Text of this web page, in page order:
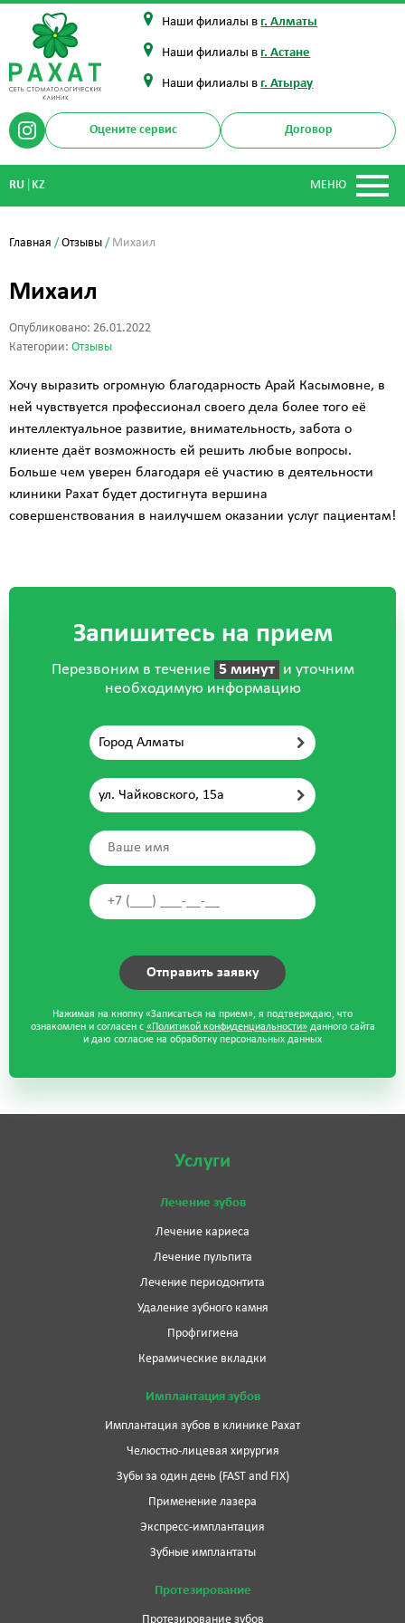
Наши филиалы в г. Алматы
Наши филиалы в г. Астане
Наши филиалы в г. Атырау
Оцените сервис Договор
МЕНЮ
RU KZ
Главная /Отзывы / Михаил
Михаил
Опубликовано: 26.01.2022
Категории: Отзывы
Хочу выразить огромную благодарность Арай Касымовне, в
ней чувствуется профессионал своего дела более того её
интеллектуальное развитие, внимательность, забота о
клиенте даёт возможность ей решить любые вопросы.
Больше чем уверен благодаря её участию в деятельности
клиники Рахат будет достигнута вершина
совершенствования в наилучшем оказании услуг пациентам!
Запишитесь на прием
Перезвоним в течение 5 минут и уточним
необходимую информацию
Город Алматы
ул. Чайковского, 15а
Нажимая на кнопку «Записаться на прием», я подтверждаю, что
ознакомлен и согласен с «Политикой конфиденциальности»данного сайта
и даю согласие на обработку персональных данных
Услуги
Лечение зубов
Лечение кариеса
Лечение пульпита
Лечение периодонтита
Удаление зубного камня
Профгигиена
Керамические вкладки
Имплантация зубов
Имплантация зубов в клинике Рахат
Челюстно-лицевая хирургия
Зубы за один день (FAST and FIX)
Применение лазера
Экспресс-имплантация
Зубные имплантаты
Протезирование
Протезирование зубов